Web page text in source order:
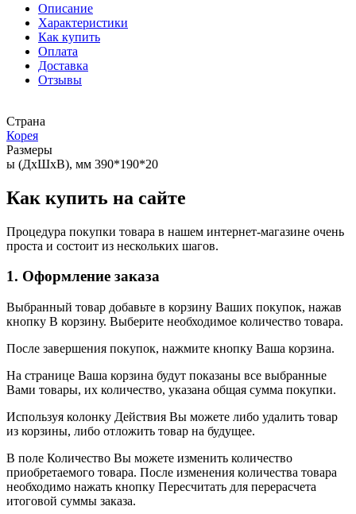
Описание
Характеристики
Как купить
Оплата
Доставка
Отзывы
Страна
Корея
Размеры
ы (ДхШхВ), мм 390*190*20
Как купить на сайте
Процедура покупки товара в нашем интернет-магазине очень
проста и состоит из нескольких шагов.
1. Оформление заказа
Выбранный товар добавьте в корзину Ваших покупок, нажав
кнопку В корзину. Выберите необходимое количество товара.
После завершения покупок, нажмите кнопку Ваша корзина.
На странице Ваша корзина будут показаны все выбранные
Вами товары, их количество, указана общая сумма покупки.
Используя колонку Действия Вы можете либо удалить товар
из корзины, либо отложить товар на будущее.
В поле Количество Вы можете изменить количество
приобретаемого товара. После изменения количества товара
необходимо нажать кнопку Пересчитать для перерасчета
итоговой суммы заказа.